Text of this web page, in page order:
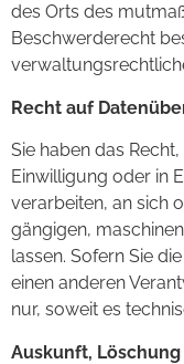
des Orts des
Beschwerderecht
Recht auf
Sie haben das
Einwilligung oder in
verarbeiten, an sich
gängigen,
lassen. Sofern Sie
einen anderen
nur, soweit es
Auskunft,